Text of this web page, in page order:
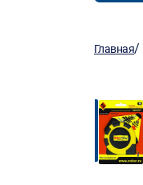
Главная/